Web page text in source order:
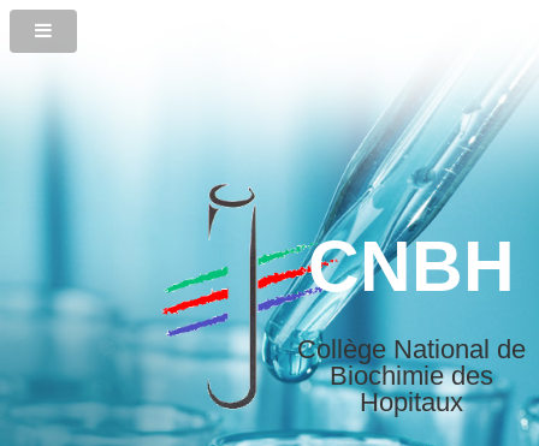
CNBH
Collège National de
Biochimie des
Hopitaux